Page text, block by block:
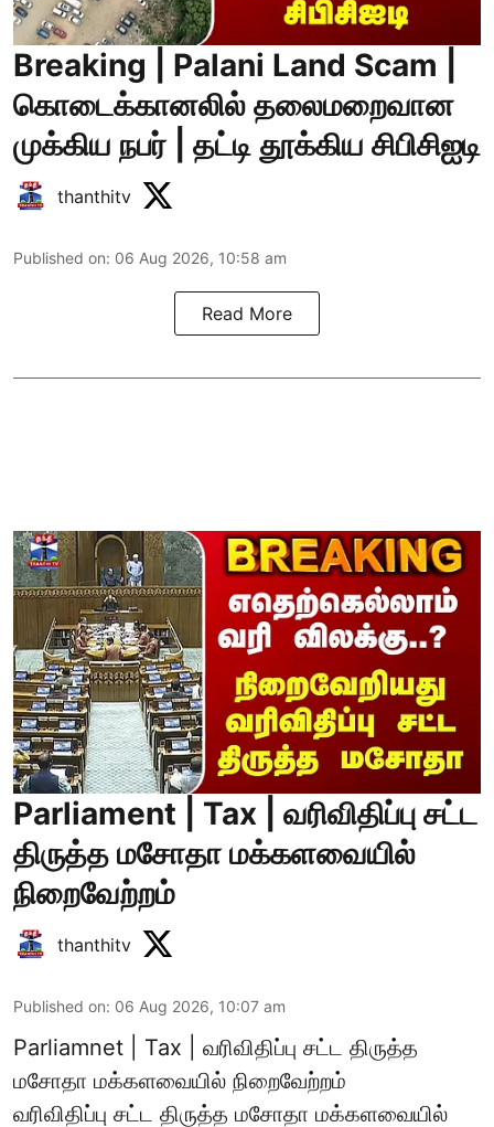
Breaking | Palani Land Scam |
கொடைக்கானலில் தலைமறைவான
முக்கிய நபர் | தட்டி தூக்கிய சிபிசிஐடி
thanthitv
Published on: 06 Aug 2026, 10:58 am
Read More
Parliament | Tax | வரிவிதிப்பு சட்ட
திருத்த மசோதா மக்களவையில்
நிறைவேற்றம்
thanthitv
Published on: 06 Aug 2026, 10:07 am
Parliamnet | Tax | வரிவிதிப்பு சட்ட திருத்த
மசோதா மக்களவையில் நிறைவேற்றம்
வரிவிதிப்பு சட்ட திருத்த மசோதா மக்களவையில்